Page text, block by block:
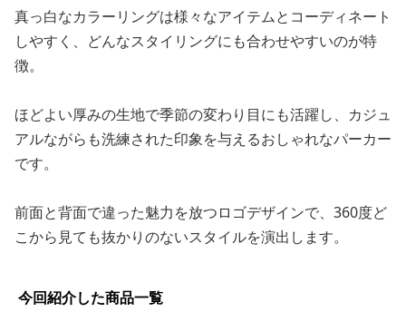
真っ白なカラーリングは様々なアイテムとコーディネート
しやすく、どんなスタイリングにも合わせやすいのが特
徴。
ほどよい厚みの生地で季節の変わり目にも活躍し、カジュ
アルながらも洗練された印象を与えるおしゃれなパーカー
です。
前面と背面で違った魅力を放つロゴデザインで、360度ど
こから見ても抜かりのないスタイルを演出します。
今回紹介した商品一覧